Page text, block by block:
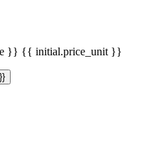
}} {{ initial.price_unit }}